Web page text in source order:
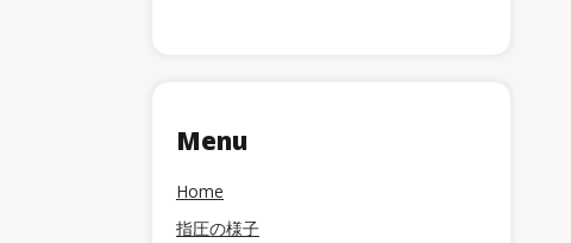
Menu
Home
指圧の様子